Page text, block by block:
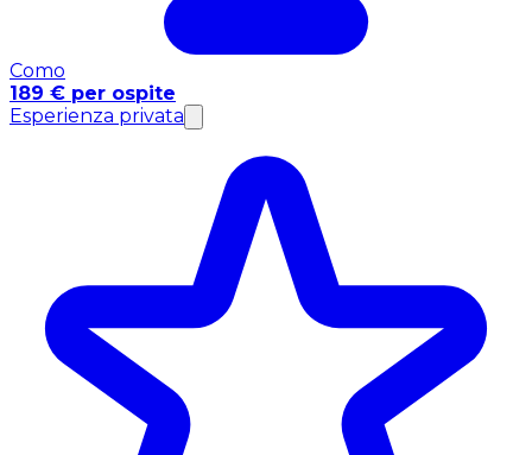
Como
189 € per ospite
Esperienza privata